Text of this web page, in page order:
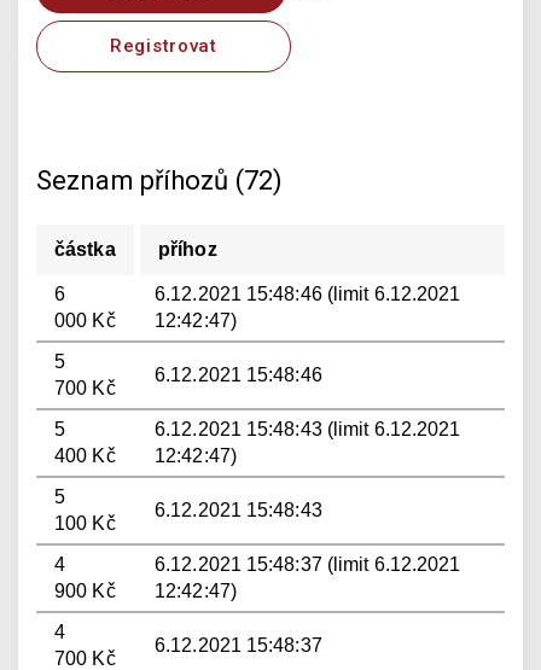
Registrovat
Seznam příhozů (72)
částka příhoz
6
000 Kč
6.12.2021 15:48:46 (limit 6.12.2021
12:42:47)
5
700 Kč
6.12.2021 15:48:46
5
400 Kč
6.12.2021 15:48:43 (limit 6.12.2021
12:42:47)
5
100 Kč
6.12.2021 15:48:43
4
900 Kč
6.12.2021 15:48:37 (limit 6.12.2021
12:42:47)
4
700 Kč
6.12.2021 15:48:37